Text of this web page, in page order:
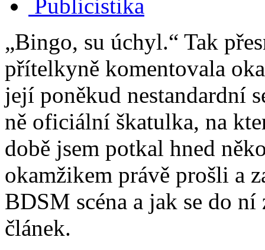
Publicistika
„Bingo, su úchyl.“ Tak
přítelkyně komentovala
její poněkud nestandardní
ně oficiální škatulka, na
době jsem potkal hned
okamžikem právě prošli a
BDSM scéna a jak se do
článek.